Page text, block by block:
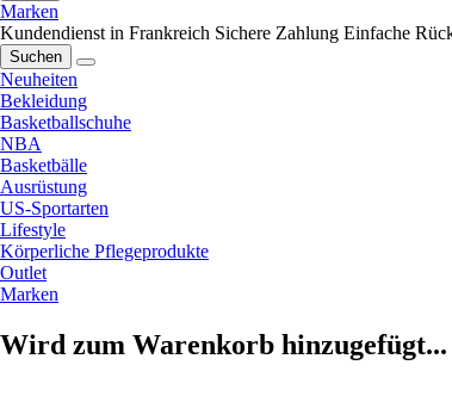
Marken
Kundendienst in Frankreich Sichere Zahlung Einfache
Suchen
Neuheiten
Bekleidung
Basketballschuhe
NBA
Basketbälle
Ausrüstung
US-Sportarten
Lifestyle
Körperliche Pflegeprodukte
Outlet
Marken
Wird zum Warenkorb hinzugefügt...